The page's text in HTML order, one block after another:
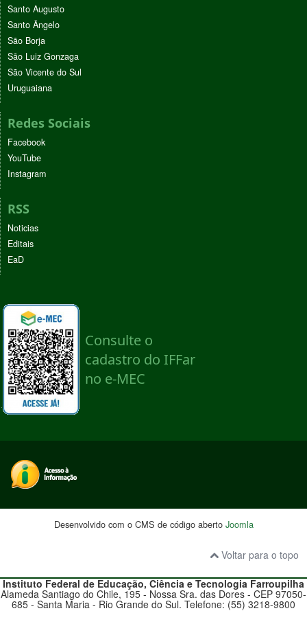
Santo Augusto
Santo Ângelo
São Borja
São Luiz Gonzaga
São Vicente do Sul
Uruguaiana
Redes Sociais
Facebook
YouTube
Instagram
RSS
Noticias
Editais
EaD
Desenvolvido com o CMS de código aberto Joomla
Voltar para o topo
Instituto Federal de Educação, Ciência e TecnologiaFarroupilha
Alameda Santiago do Chile, 195 - Nossa Sra. das Dores - CEP 97050-
685 - Santa Maria - Rio Grande do Sul. Telefone: (55) 3218-9800